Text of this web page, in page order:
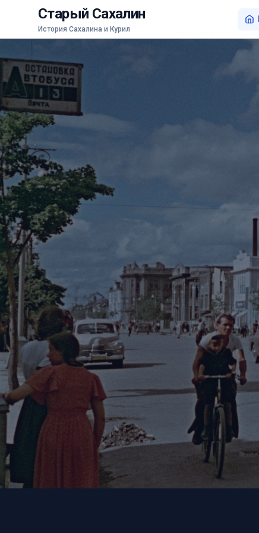
Старый Сахалин
История Сахалина и Курил